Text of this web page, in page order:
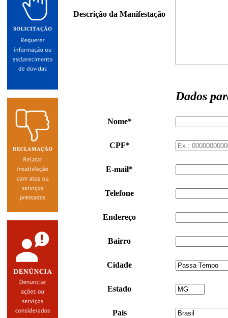
Descrição da Manifestação
Dados
Nome*
CPF*
E-mail*
Telefone
Endereço
Bairro
Cidade
Estado
País